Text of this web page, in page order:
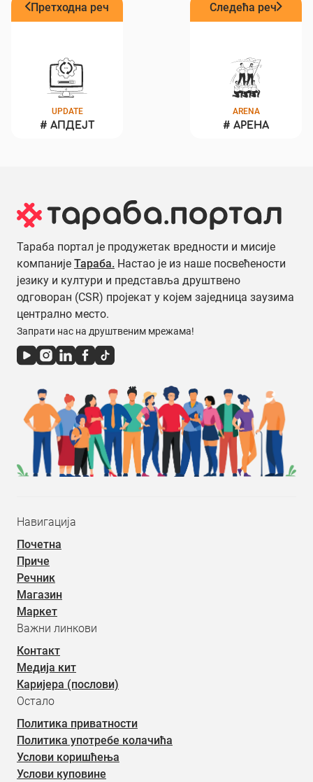
Претходна реч
UPDATE
# АПДЕЈТ
Следећа реч
ARENA
# АРЕНА
Тараба портал је продужетак вредности и мисије
компаније Тараба. Настао је из наше посвећености
језику и култури и представља друштвено
одговоран (CSR) пројекат у којем заједница заузима
централно место.
Запрати нас на друштвеним мрежама!
Навигација
Почетна
Приче
Речник
Магазин
Маркет
Важни линкови
Контакт
Медија кит
Каријера (послови)
Остало
Политика приватности
Политика употребе колачића
Услови коришћења
Услови куповине